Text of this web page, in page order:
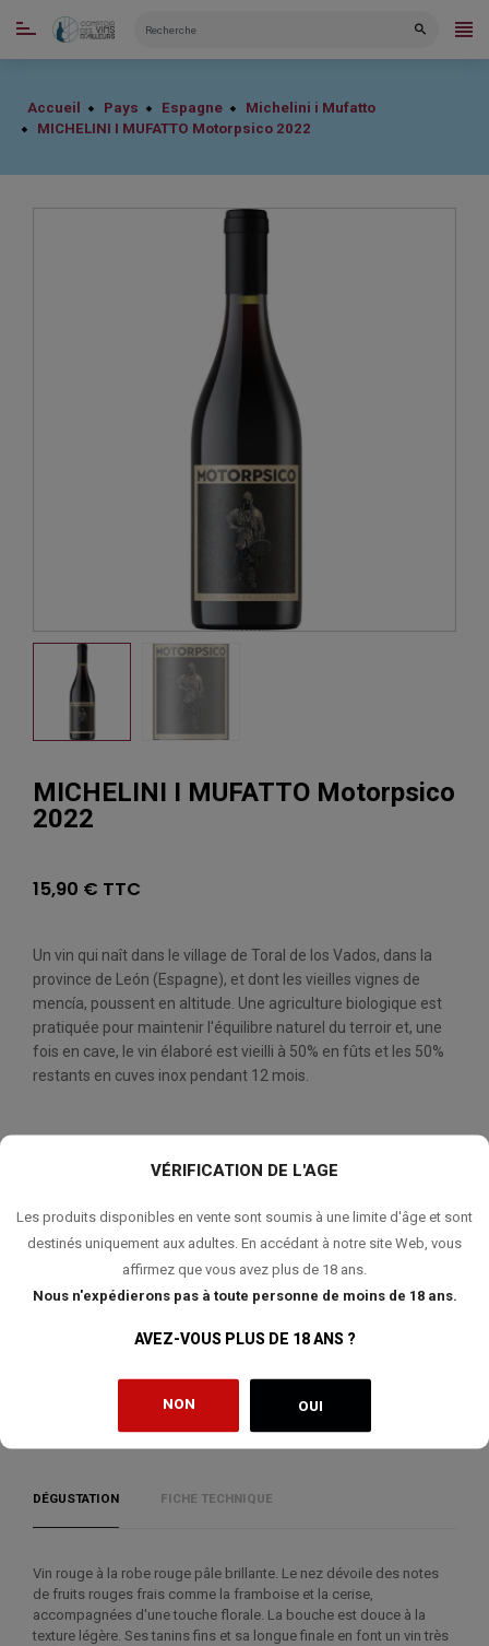
VÉRIFICATION DE L'AGE
Les produits disponibles en vente sont soumis à une limite d'âge et sont
destinés uniquement aux adultes. En accédant à notre site Web, vous
affirmez que vous avez plus de 18 ans.
Nous n'expédierons pas à toute personne de moins de 18 ans.
AVEZ-VOUS PLUS DE 18 ANS ?
NON OUI
CATÉGORIES
Accueil Pays Espagne
Michelini i Mufatto
MICHELINI I MUFATTO Motorpsico 2022
MICHELINI I MUFATTO Motorpsico
2022
15,90 € TTC
Un vin qui naît dans le village de Toral de los Vados, dans la
province de León (Espagne), et dont les vieilles vignes de
mencía, poussent en altitude. Une agriculture biologique est
pratiquée pour maintenir l'équilibre naturel du terroir et, une
fois en cave, le vin élaboré est vieilli à 50% en fûts et les 50%
restants en cuves inox pendant 12 mois.
AJOUTER À MA LISTE DE SOUHAITS
DÉGUSTATION FICHE TECHNIQUE
Vin rouge à la robe rouge pâle brillante. Le nez dévoile des notes
de fruits rouges frais comme la framboise et la cerise,
accompagnées d'une touche florale. La bouche est douce à la
texture légère. Ses tanins fins et sa longue finale en font un vin très